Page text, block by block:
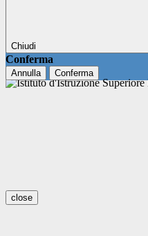
Chiudi
Conferma
Annulla Conferma
close